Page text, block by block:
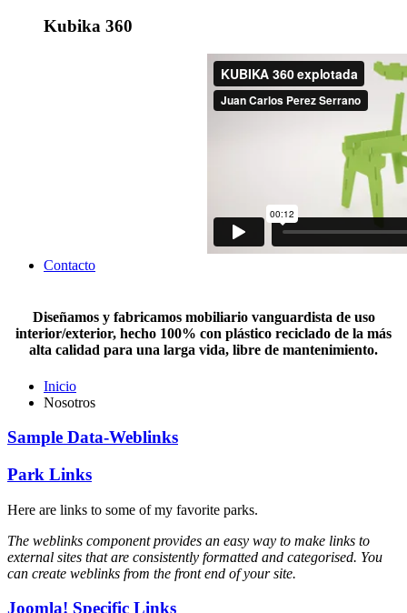
Kubika 360
Contacto
Diseñamos y fabricamos mobiliario vanguardista de uso
interior/exterior, hecho 100% con plástico reciclado de la más
alta calidad para una larga vida, libre de mantenimiento.
Inicio
Nosotros
Sample Data-Weblinks
Park Links
Here are links to some of my favorite parks.
The weblinks component provides an easy way to make links to
external sites that are consistently formatted and categorised. You
can create weblinks from the front end of your site.
Joomla! Specific Links